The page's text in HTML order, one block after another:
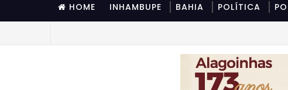
HOME INHAMBUPE BAHIA POLÍTICA